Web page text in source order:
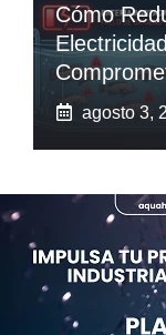
Cómo
agosto 3,